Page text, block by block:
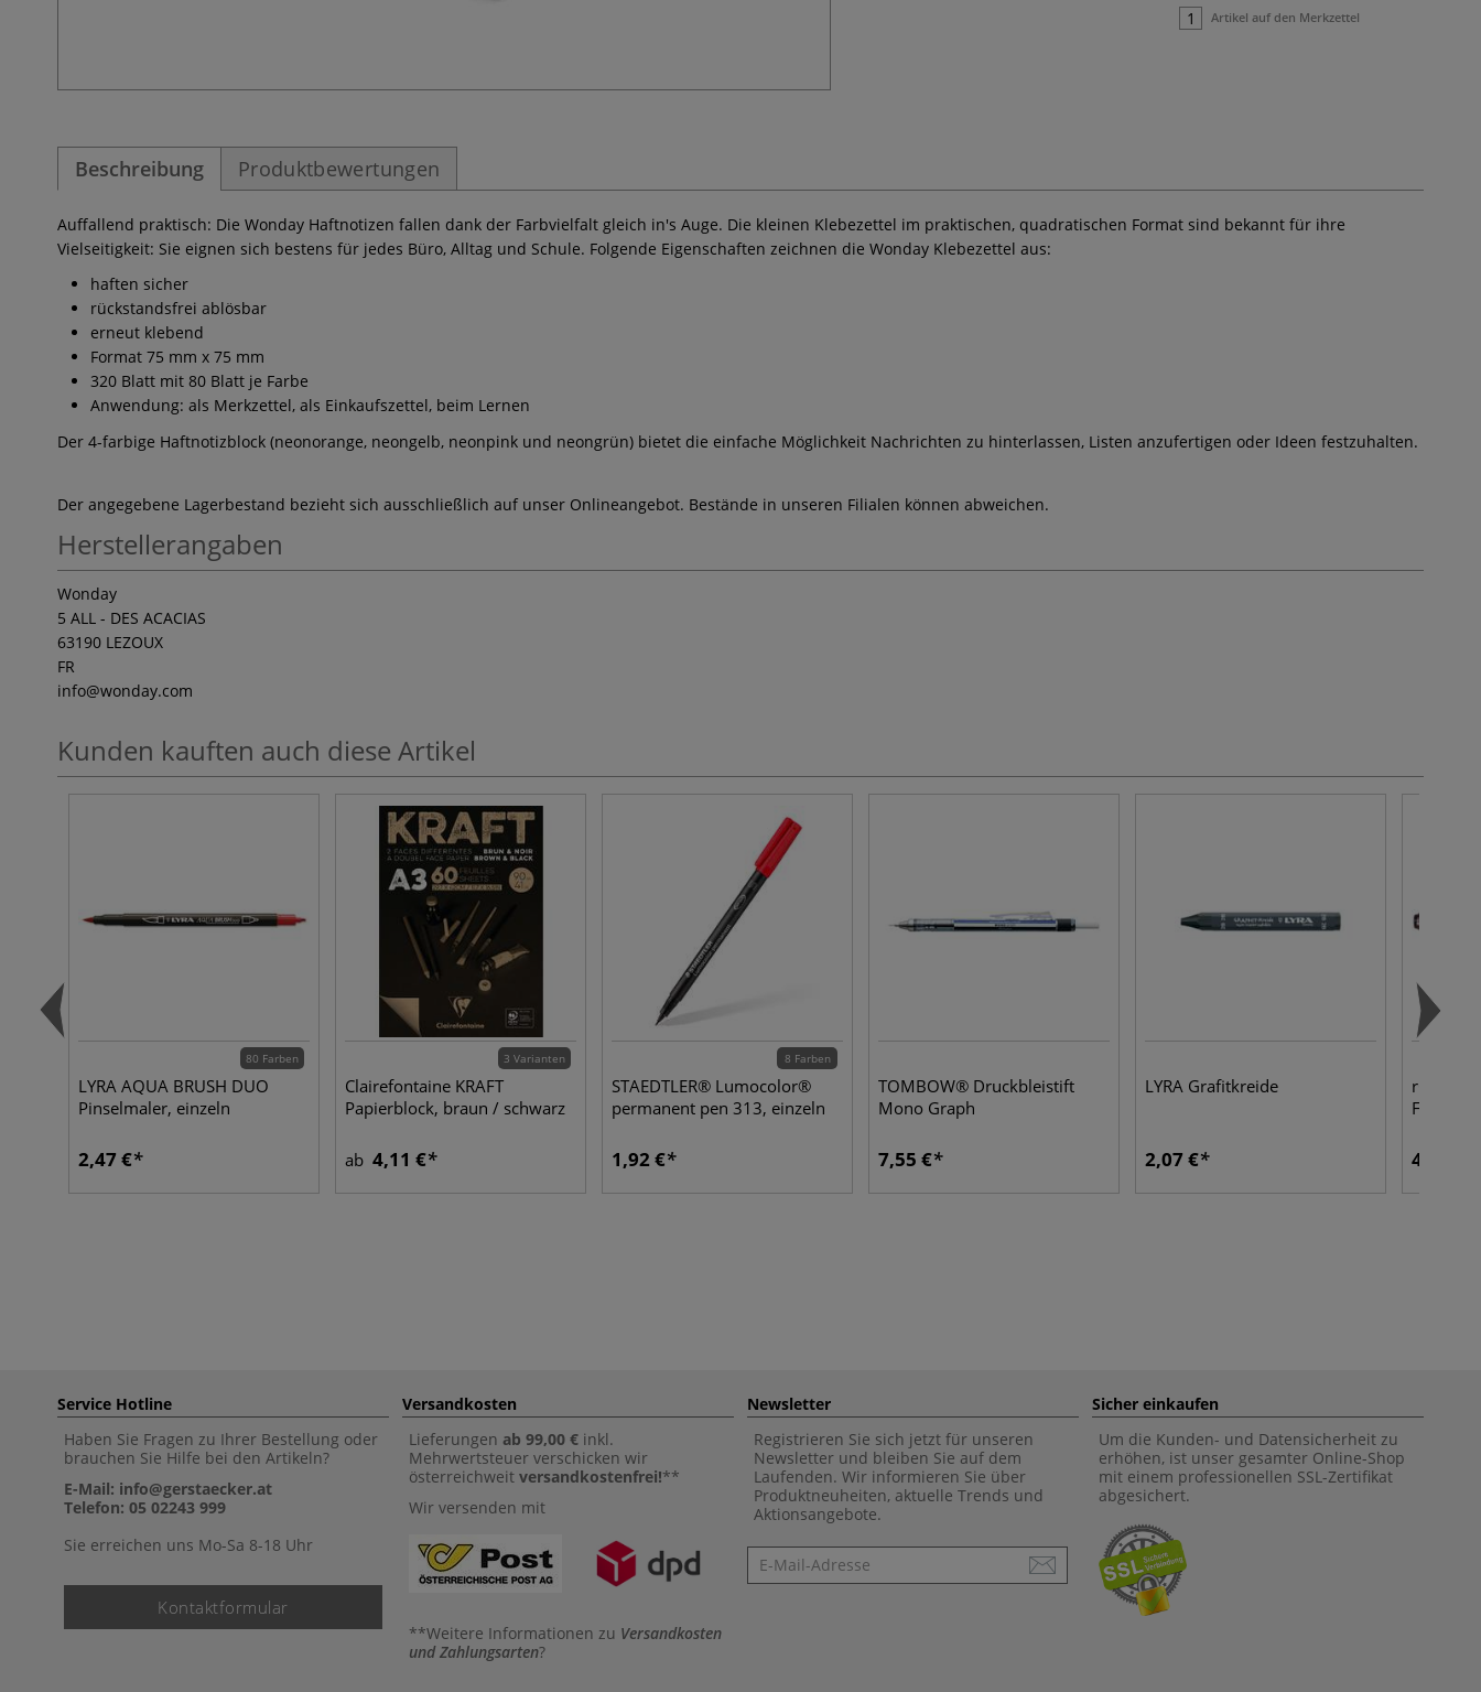
Artikel auf den Merkzettel
Beschreibung Produktbewertungen
Auffallend praktisch: Die Wonday Haftnotizen fallen dank der Farbvielfalt gleich in's Auge. Die kleinen Klebezettel im praktischen, quadratischen Format sind bekannt für ihre
Vielseitigkeit: Sie eignen sich bestens für jedes Büro, Alltag und Schule. Folgende Eigenschaften zeichnen die Wonday Klebezettel aus:
haften sicher
rückstandsfrei ablösbar
erneut klebend
Format 75 mm x 75 mm
320 Blatt mit 80 Blatt je Farbe
Anwendung: als Merkzettel, als Einkaufszettel, beim Lernen
Der 4-farbige Haftnotizblock (neonorange, neongelb, neonpink und neongrün) bietet die einfache Möglichkeit Nachrichten zu hinterlassen, Listen anzufertigen oder Ideen festzuhalten.
Der angegebene Lagerbestand bezieht sich ausschließlich auf unser Onlineangebot. Bestände in unseren Filialen können abweichen.
Herstellerangaben
Wonday
5 ALL - DES ACACIAS
63190 LEZOUX
FR
info@wonday.com
Kunden kauften auch diese Artikel
80 Farben
LYRA AQUA BRUSH DUO
Pinselmaler, einzeln
2,47 €
3 Varianten
Clairefontaine KRAFT
Papierblock, braun / schwarz
ab 4,11 €
8 Farben
STAEDTLER® Lumocolor®
permanent pen 313, einzeln
1,92 €
TOMBOW® Druckbleistift
Mono Graph
7,55 €
LYRA Grafitkreide
2,07 €
rOtring
Fineliner
4,64 €
Service Hotline
Haben Sie Fragen zu Ihrer Bestellung oder
brauchen Sie Hilfe bei den Artikeln?
E-Mail: info@gerstaecker.at
Telefon: 05 02243 999
Sie erreichen uns Mo-Sa 8-18 Uhr
Kontaktformular
Versandkosten
Lieferungen ab 99,00 € inkl.
Mehrwertsteuer verschicken wir
österreichweit versandkostenfrei!**
Wir versenden mit
**Weitere Informationen zu Versandkosten
und Zahlungsarten?
Newsletter
Registrieren Sie sich jetzt für unseren
Newsletter und bleiben Sie auf dem
Laufenden. Wir informieren Sie über
Produktneuheiten, aktuelle Trends und
Aktionsangebote.
Newsletter
Sicher einkaufen
Um die Kunden- und Datensicherheit zu
erhöhen, ist unser gesamter Online-Shop
mit einem professionellen SSL-Zertifikat
abgesichert.